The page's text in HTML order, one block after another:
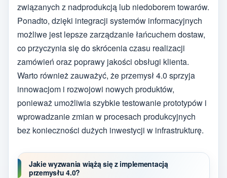
związanych z nadprodukcją lub niedoborem towarów.
Ponadto, dzięki integracji systemów informacyjnych
możliwe jest lepsze zarządzanie łańcuchem dostaw,
co przyczynia się do skrócenia czasu realizacji
zamówień oraz poprawy jakości obsługi klienta.
Warto również zauważyć, że przemysł 4.0 sprzyja
innowacjom i rozwojowi nowych produktów,
ponieważ umożliwia szybkie testowanie prototypów i
wprowadzanie zmian w procesach produkcyjnych
bez konieczności dużych inwestycji w infrastrukturę.
Jakie wyzwania wiążą się z implementacją
przemysłu 4.0?